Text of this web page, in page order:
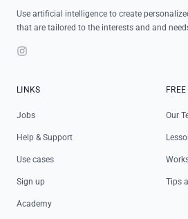
Use artificial intelligence to create
that are tailored to the interests and and
Instagram
LINKS
Jobs
Help & Support
Use cases
Sign up
Academy
Our
Tips